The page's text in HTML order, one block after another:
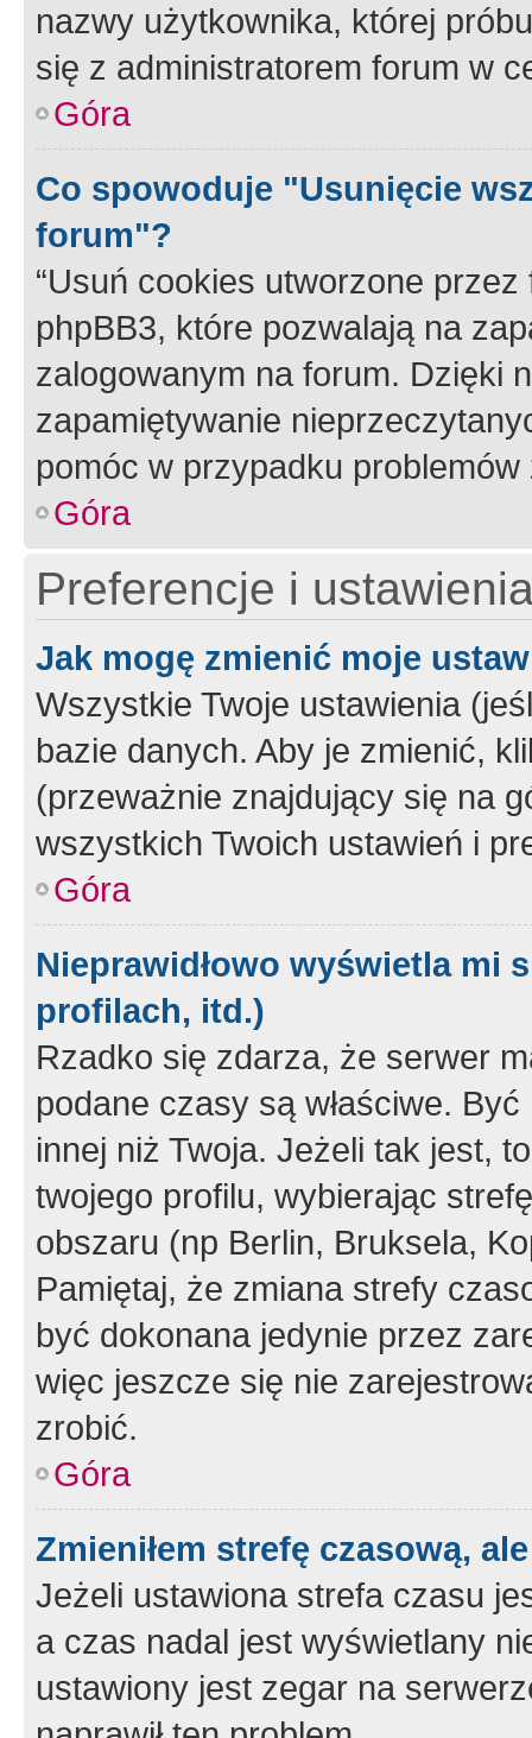
nazwy użytkownika, której
się z administratorem forum w
Góra
Co spowoduje "Usunięcie
forum"?
“Usuń cookies utworzone
phpBB3, które pozwalają na
zalogowanym na forum. Dzięki
zapamiętywanie
pomóc w przypadku
Góra
Preferencje i
Jak mogę zmienić moje
Wszystkie Twoje ustawienia
bazie danych. Aby je zmienić,
(przeważnie znajdujący się na
wszystkich Twoich ustawień i
Góra
Nieprawidłowo wyświetla mi
profilach, itd.)
Rzadko się zdarza, że serwer
podane czasy są właściwe.
innej niż Twoja. Jeżeli tak jest,
twojego profilu, wybierając
obszaru (np Berlin, Bruksela,
Pamiętaj, że zmiana strefy
być dokonana jedynie przez
więc jeszcze się nie
zrobić.
Góra
Zmieniłem strefę czasową,
Jeżeli ustawiona strefa czasu
a czas nadal jest wyświetlany
ustawiony jest zegar na